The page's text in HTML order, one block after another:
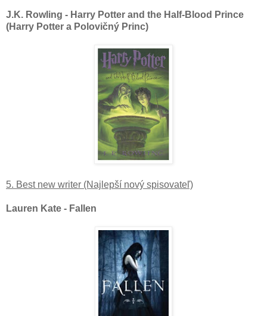
J.K. Rowling - Harry Potter and the Half-Blood Prince
(Harry Potter a Polovičný Princ)
5. Best new writer (Najlepší nový spisovateľ)
Lauren Kate - Fallen